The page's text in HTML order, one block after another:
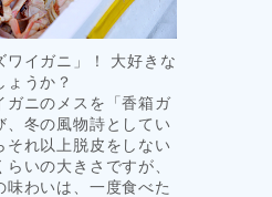
ワイガニ」！ 大好きな
ょうか？
ガニのメスを「香箱ガ
、冬の風物詩としてい
それ以上脱皮をしない
いの大きさですが、
わいは、一度食べた